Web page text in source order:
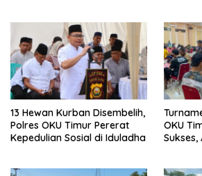
13 Hewan Kurban Disembelih,
Polres OKU Timur Pererat
Kepedulian Sosial di Iduladha
OKU
Sukses,